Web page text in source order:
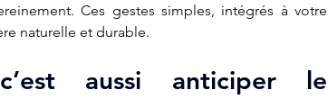
Ces gestes simples, intégrés à votre
naturelle et durable.
aussi anticiper le